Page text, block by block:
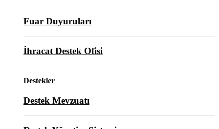
Fuar Duyuruları
İhracat Destek Ofisi
Destekler
Destek Mevzuatı